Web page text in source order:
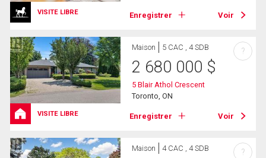
VISITE LIBRE Enregistrer Voir
VISITE LIBRE
Maison 5 CAC , 4 SDB
2 680 000 $
5 Blair Athol Crescent
Toronto, ON
Enregistrer Voir
?
Maison 4 CAC , 4 SDB ?